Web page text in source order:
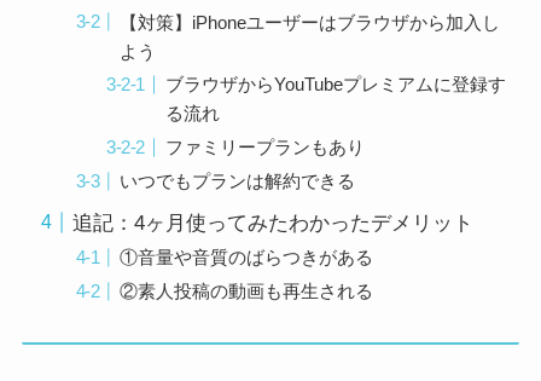
【対策】iPhoneユーザーはブラウザから加入し
よう
ブラウザからYouTubeプレミアムに登録す
る流れ
ファミリープランもあり
いつでもプランは解約できる
追記：4ヶ月使ってみたわかったデメリット
①音量や音質のばらつきがある
②素人投稿の動画も再生される